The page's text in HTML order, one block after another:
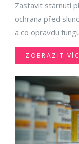
Zastavit stárnutí
ochrana před
a co opravdu
ZOBRAZIT